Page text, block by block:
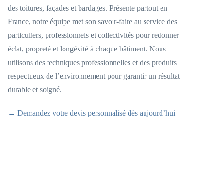
des toitures, façades et bardages. Présente partout en
France, notre équipe met son savoir-faire au service des
particuliers, professionnels et collectivités pour redonner
éclat, propreté et longévité à chaque bâtiment. Nous
utilisons des techniques professionnelles et des produits
respectueux de l’environnement pour garantir un résultat
durable et soigné.
→ Demandez votre devis personnalisé dès aujourd’hui